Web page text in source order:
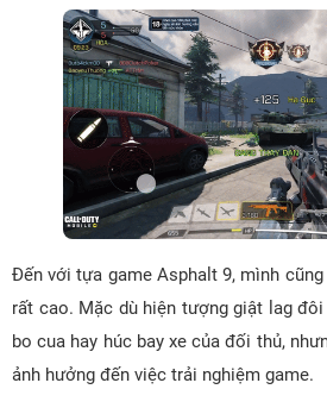
Đến với tựa game Asphalt 9, mình
rất cao. Mặc dù hiện tượng giật lag
bo cua hay húc bay xe của đối thủ,
ảnh hưởng đến việc trải nghiệm game.